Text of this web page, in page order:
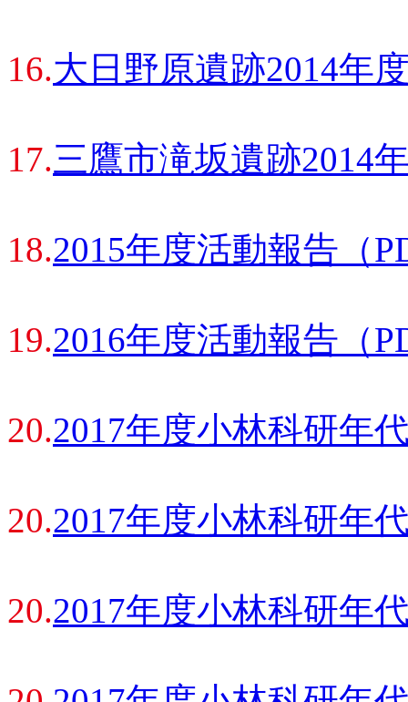
16.大日野原遺跡2014年
17.三鷹市滝坂遺跡2014
18.2015年度活動報告（
19.2016年度活動報告（
20.2017年度小林科研年
20.2017年度小林科研年
20.2017年度小林科研年